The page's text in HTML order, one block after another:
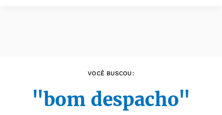
VOCÊ BUSCOU:
"bom despacho"